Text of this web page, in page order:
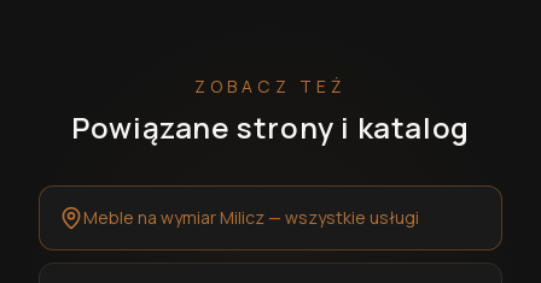
ZOBACZ TEŻ
Powiązane strony i katalog
Meble na wymiar Milicz — wszystkie usługi